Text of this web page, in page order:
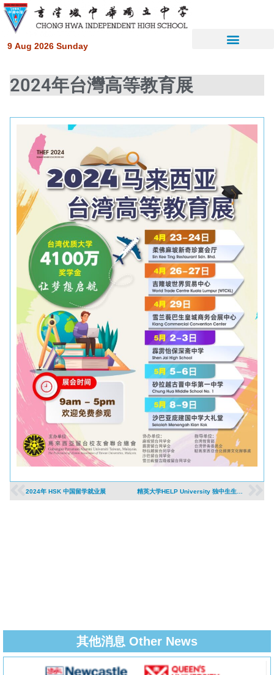
9 Aug 2026 Sunday
2024年台灣高等教育展
2024年 HSK 中国留学就业展 精英大学HELP University 独中生生活营
其他消息 Other News